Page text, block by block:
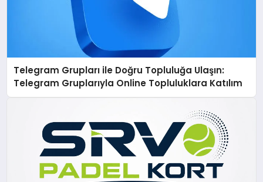
Telegram Grupları ile Doğru Topluluğa Ulaşın:
Telegram Gruplarıyla Online Topluluklara Katılım